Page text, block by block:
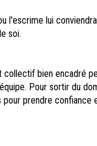
l'escrime lui
soi.
bien encadré
Pour sortir du
prendre confiance